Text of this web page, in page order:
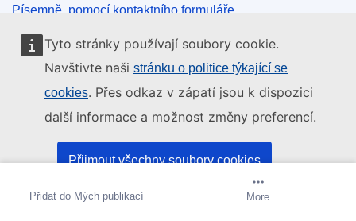
Tyto stránky používají soubory cookie.
Navštivte naši stránku o politice týkající se
cookies. Přes odkaz v zápatí jsou k dispozici
další informace a možnost změny preferencí.
Přijmout všechny soubory cookies
Přijmout pouze základní soubory cookies
Přidat do Mých publikací Vytvořit upozornění
More
Písemně, pomocí kontaktního formuláře
Osobně, v kontaktním místě EU
Vyhledávání informačních kanálů EU v sociálních médiích
Orgány a instituce EU
Vyhledávání orgánů a institucí EU